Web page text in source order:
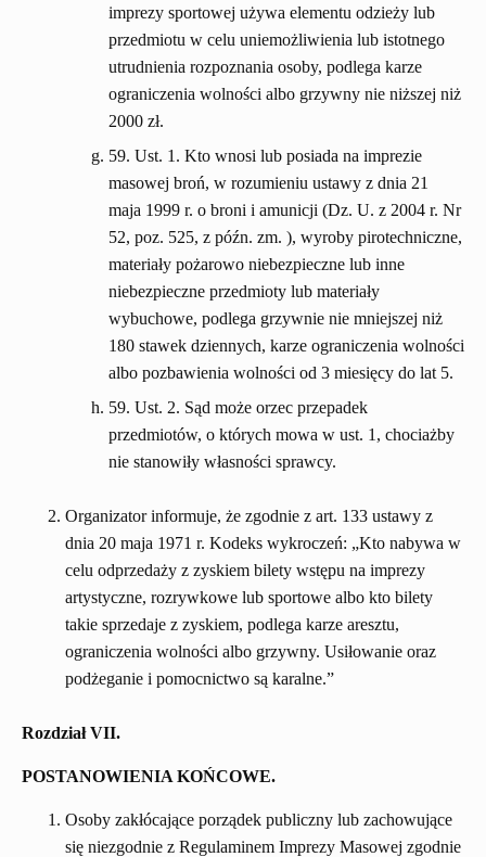
imprezy sportowej używa elementu odzieży lub
przedmiotu w celu uniemożliwienia lub istotnego
utrudnienia rozpoznania osoby, podlega karze
ograniczenia wolności albo grzywny nie niższej niż
2000 zł.
59. Ust. 1. Kto wnosi lub posiada na imprezie
masowej broń, w rozumieniu ustawy z dnia 21
maja 1999 r. o broni i amunicji (Dz. U. z 2004 r. Nr
52, poz. 525, z późn. zm. ), wyroby pirotechniczne,
materiały pożarowo niebezpieczne lub inne
niebezpieczne przedmioty lub materiały
wybuchowe, podlega grzywnie nie mniejszej niż
180 stawek dziennych, karze ograniczenia wolności
albo pozbawienia wolności od 3 miesięcy do lat 5.
59. Ust. 2. Sąd może orzec przepadek
przedmiotów, o których mowa w ust. 1, chociażby
nie stanowiły własności sprawcy.
Organizator informuje, że zgodnie z art. 133 ustawy z
dnia 20 maja 1971 r. Kodeks wykroczeń: „Kto nabywa w
celu odprzedaży z zyskiem bilety wstępu na imprezy
artystyczne, rozrywkowe lub sportowe albo kto bilety
takie sprzedaje z zyskiem, podlega karze aresztu,
ograniczenia wolności albo grzywny. Usiłowanie oraz
podżeganie i pomocnictwo są karalne.”
Rozdział VII.
POSTANOWIENIA KOŃCOWE.
Osoby zakłócające porządek publiczny lub zachowujące
się niezgodnie z Regulaminem Imprezy Masowej zgodnie